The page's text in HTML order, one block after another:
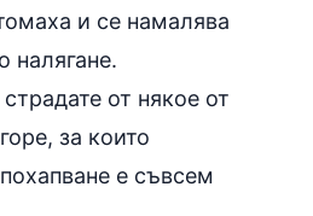
и се намалява
налягане.
от някое от
за които
е съвсем